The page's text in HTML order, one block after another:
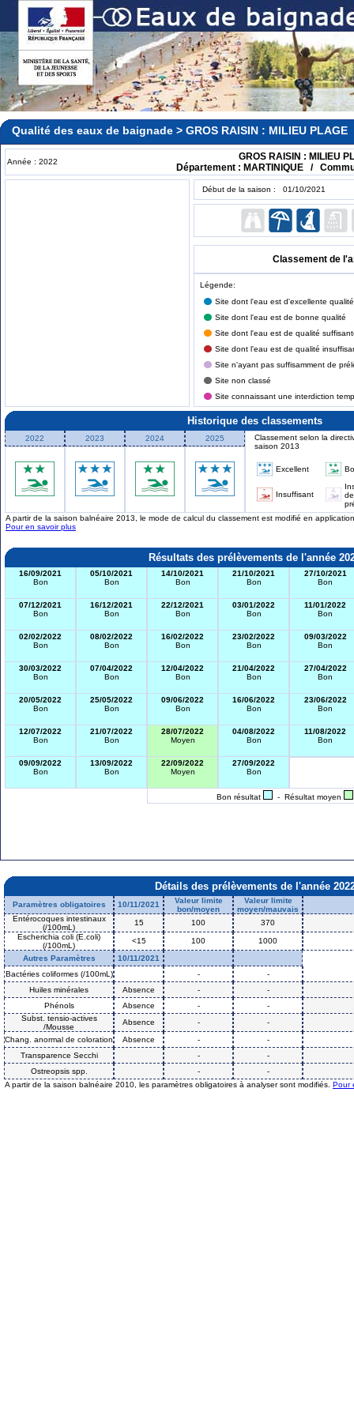
Qualité des eaux de baignade > GROS RAISIN : MILIEU PLAGE
Année : 2022
GROS RAISIN : MILIEU
Département : MARTINIQUE /
Début de la saison : 01/10/2021
Classement de
Légende:
Site dont l'eau est d'excellente qualité
Site dont l'eau est de bonne qualité
Site dont l'eau est de qualité
Site dont l'eau est de qualité
Site n'ayant pas suffisamment de
Site non classé
Site connaissant une interdiction
Historique des classements
2022 2023 2024 2025
Classement selon la
saison 2013
Excellent
Insuffisant
de
A partir de la saison balnéaire 2013, le mode de calcul du classement est modifié en
Pour en savoir plus
Résultats des prélèvements de l'année
16/09/2021
Bon
05/10/2021
Bon
14/10/2021
Bon
21/10/2021
Bon
27/10/2021
Bon
07/12/2021
Bon
16/12/2021
Bon
22/12/2021
Bon
03/01/2022
Bon
11/01/2022
Bon
02/02/2022
Bon
08/02/2022
Bon
16/02/2022
Bon
23/02/2022
Bon
09/03/2022
Bon
30/03/2022
Bon
07/04/2022
Bon
12/04/2022
Bon
21/04/2022
Bon
27/04/2022
Bon
20/05/2022
Bon
25/05/2022
Bon
09/06/2022
Bon
16/06/2022
Bon
23/06/2022
Bon
12/07/2022
Bon
21/07/2022
Bon
28/07/2022
Moyen
04/08/2022
Bon
11/08/2022
Bon
09/09/2022
Bon
13/09/2022
Bon
22/09/2022
Moyen
27/09/2022
Bon
Bon résultat - Résultat moyen
Détails des prélèvements de l'année
Paramètres obligatoires 10/11/2021
Valeur limite
bon/moyen
Valeur limite
moyen/mauvais
Entérocoques intestinaux
(/100mL)
15 100
370
Escherichia coli (E.coli)
(/100mL)
<15 100
1000
Autres Paramètres
10/11/2021
Bactéries coliformes (/100mL)
-
-
Huiles minérales
Absence -
-
Phénols
Absence -
-
Subst. tensio-actives
/Mousse
Absence -
-
Chang. anormal de coloration
Absence -
-
Transparence Secchi
-
-
Ostreopsis spp.
-
-
A partir de la saison balnéaire 2010, les paramètres obligatoires à analyser sont modifiés. Pour